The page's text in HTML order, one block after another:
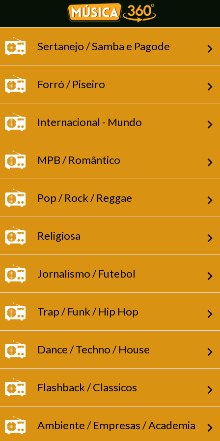
Sertanejo / Samba e Pagode
Forró / Piseiro
Internacional - Mundo
MPB / Romântico
Pop / Rock / Reggae
Religiosa
Jornalismo / Futebol
Trap / Funk / Hip Hop
Dance / Techno / House
Flashback / Classicos
Ambiente / Empresas / Academia